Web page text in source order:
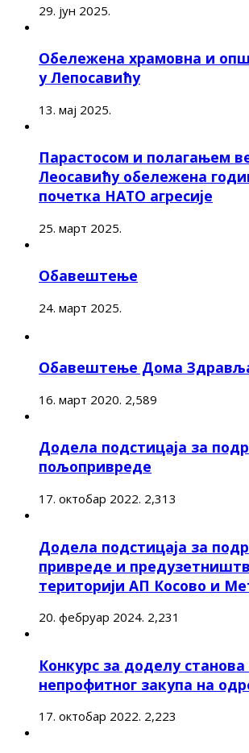
29. јун 2025.
Обележена храмовна и
у Лепосавићу
13. мај 2025.
Парастосом и полагањем
Леосавићу обележена
почетка НАТО агресије
25. март 2025.
Обавештење
24. март 2025.
Обавештење Дома
16. март 2020. 2,589
Додела подстицаја за
пољопривреде
17. октобар 2022. 2,313
Додела подстицаја за
привреде и
територији АП Косово и
20. фебруар 2024. 2,231
Конкурс за доделу
непрофитног закупа на
17. октобар 2022. 2,223